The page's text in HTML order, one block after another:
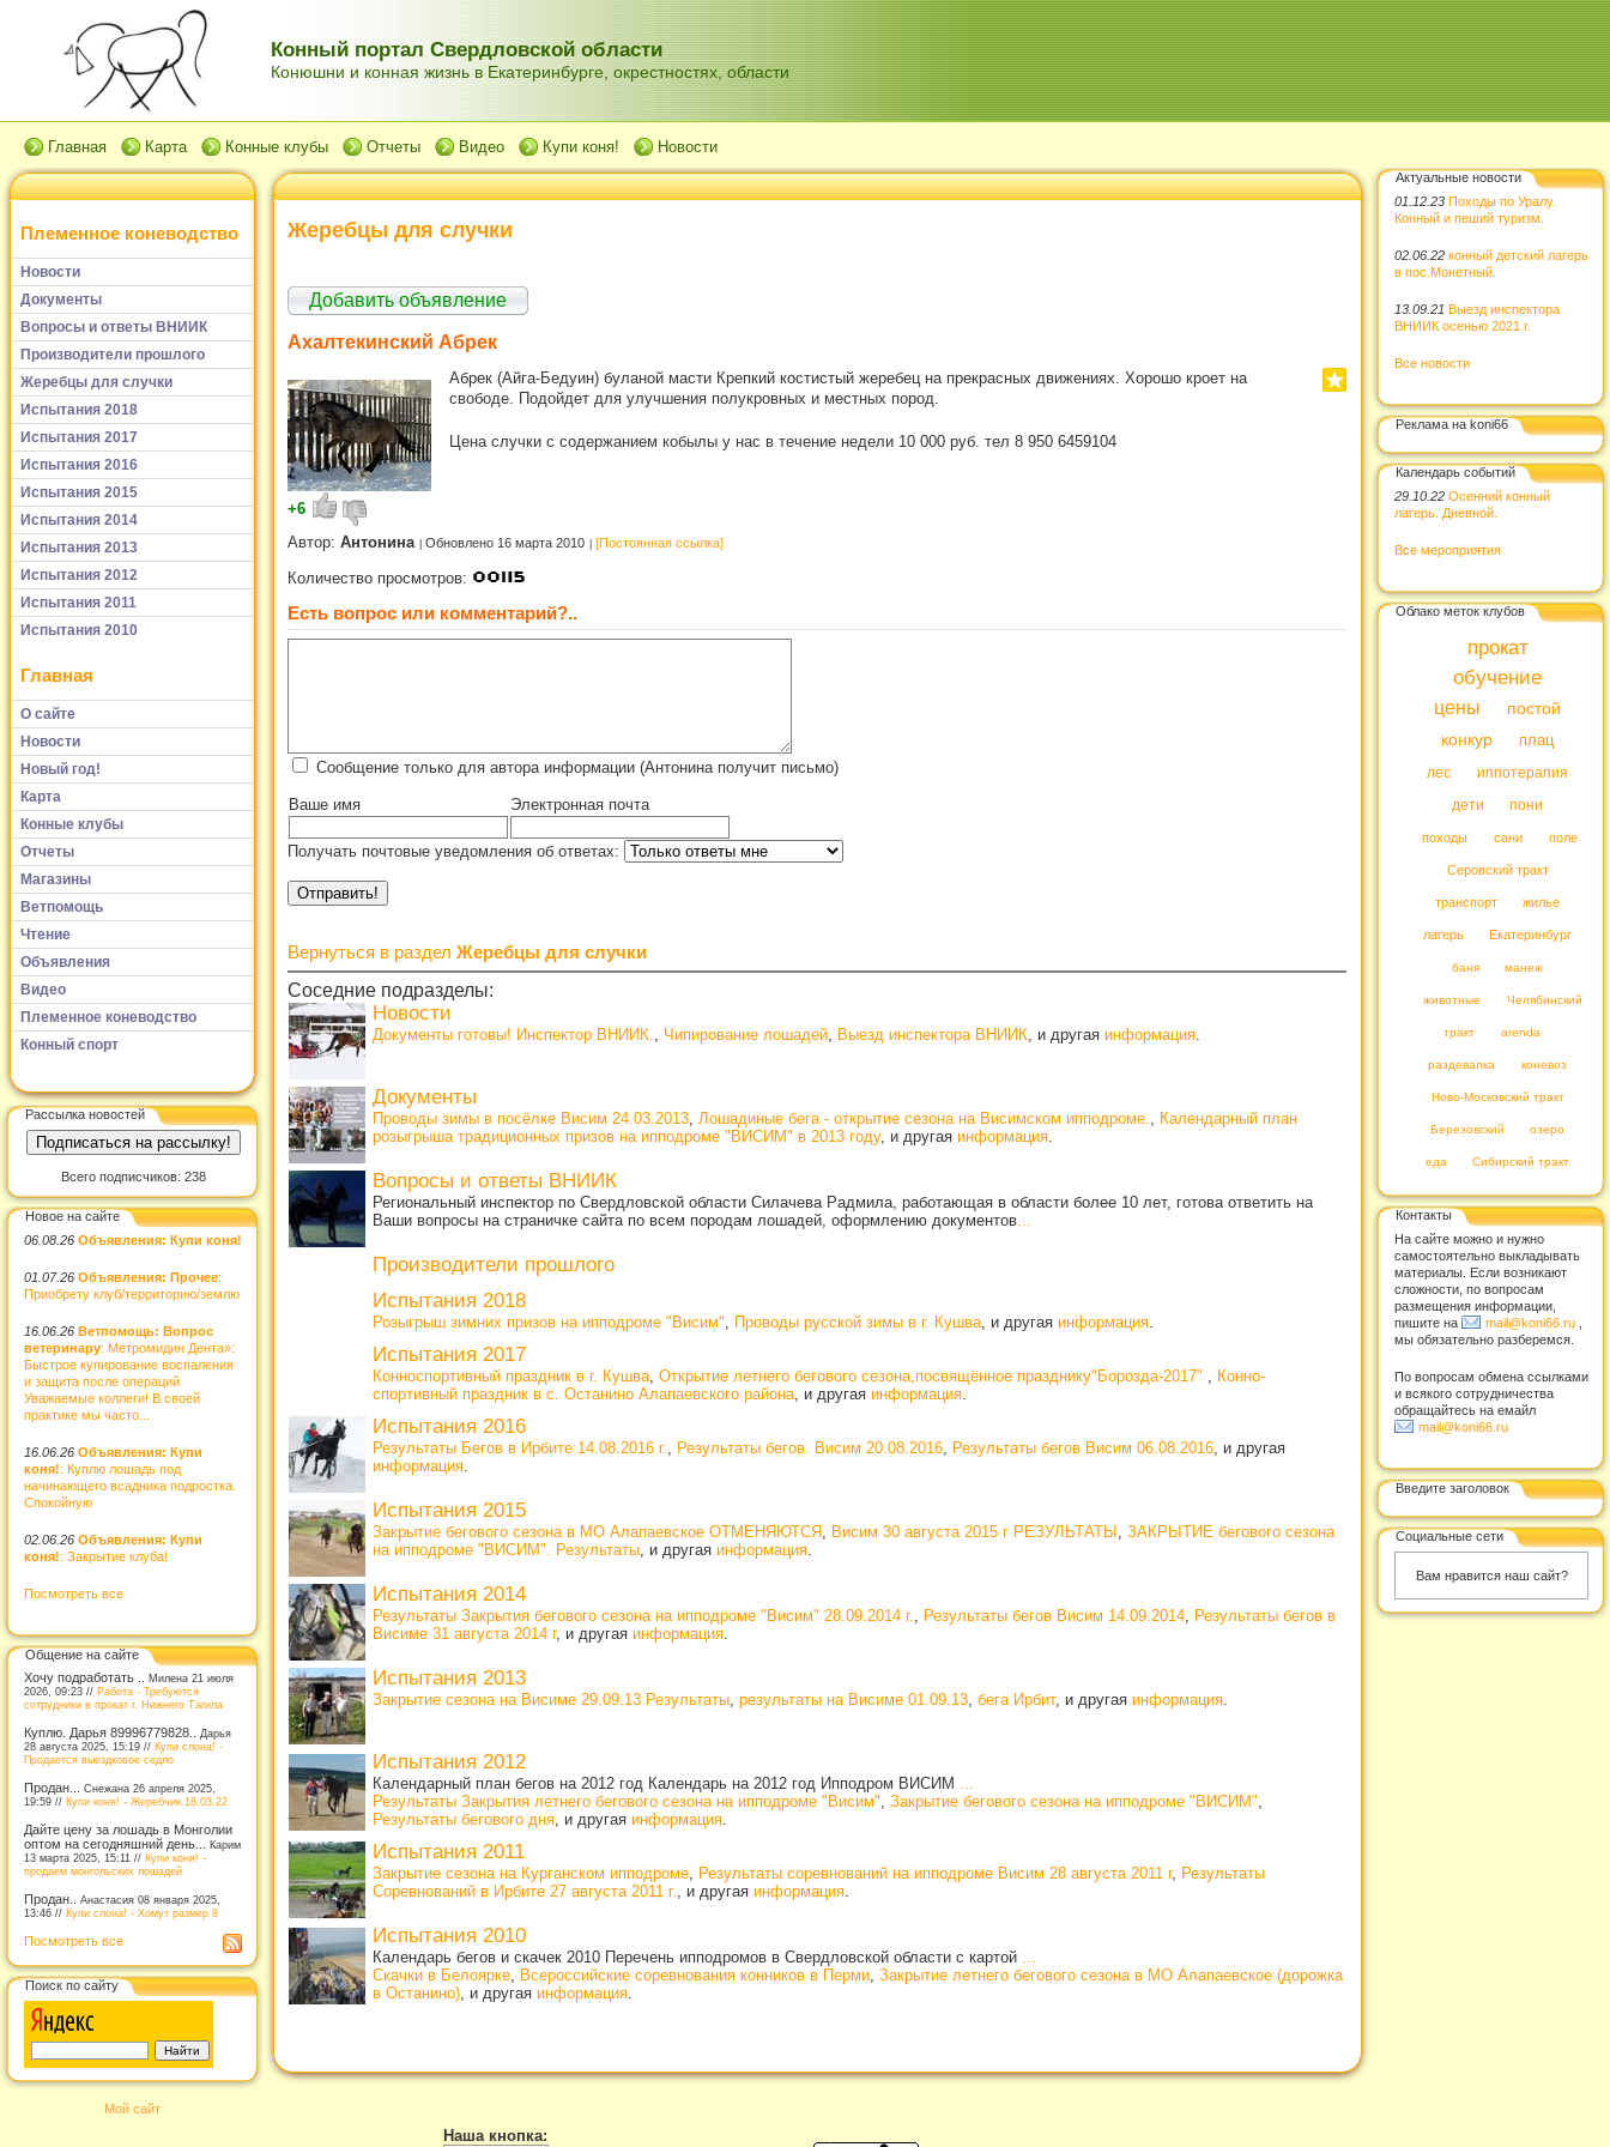
Конный портал Свердловской области
Конюшни и конная жизнь в Екатеринбурге, окрестностях, области
Главная Карта Конные клубы Отчеты Видео Купи коня! Новости
Племенное коневодство
Новости
Документы
Вопросы и ответы ВНИИК
Производители прошлого
Жеребцы для случки
Испытания 2018
Испытания 2017
Испытания 2016
Испытания 2015
Испытания 2014
Испытания 2013
Испытания 2012
Испытания 2011
Испытания 2010
Главная
О сайте
Новости
Новый год!
Карта
Конные клубы
Отчеты
Магазины
Ветпомощь
Чтение
Объявления
Видео
Племенное коневодство
Конный спорт
Рассылка новостей
Всего подписчиков: 238
Новое на сайте
06.08.26 Объявления: Купи коня!
01.07.26 Объявления: Прочее:
Приобрету клуб/территорию/землю
16.06.26 Ветпомощь: Вопрос
ветеринару: Метромидин Дента»:
Быстрое купирование воспаления
и защита после операций
Уважаемые коллеги! В своей
практике мы часто...
16.06.26 Объявления: Купи
коня!: Куплю лошадь под
начинающего всадника подростка.
Спокойную
02.06.26 Объявления: Купи
коня!: Закрытие клуба!
Посмотреть все
Общение на сайте
Хочу подработать .. Милена 21 июля
2026, 09:23 // Работа - Требуются
сотрудники в прокат г. Нижнего Тагила
Куплю. Дарья 89996779828..
Дарья
28 августа 2025, 15:19 // Купи слона! -
Продается выездковое седло
Продан... Снежана 26 апреля 2025,
19:59 // Купи коня! - Жеребчик.18.03.22
Дайте цену за лошадь в Монголии
оптом на сегодняшний день... Карим
13 марта 2025, 15:11 // Купи коня! -
продаем монгольских лошадей
Продан.. Анастасия 08 января 2025,
13:46 // Купи слона! - Хомут размер 8
Посмотреть все
Поиск по сайту
Мой сайт
Жеребцы для случки
Добавить объявление
Ахалтекинский Абрек
Абрек (Айга-Бедуин) буланой масти Крепкий костистый жеребец на прекрасных движениях. Хорошо кроет на
свободе. Подойдет для улучшения полукровных и местных пород.
Цена случки с содержанием кобылы у нас в течение недели 10 000 руб. тел 8 950 6459104
+6
Автор: Антонина Обновлено 16 марта 2010 [Постоянная ссылка]
Количество просмотров:
Есть вопрос или комментарий?..
Сообщение только для автора информации (Антонина получит письмо)
Ваше имя Электронная почта
Получать почтовые уведомления об ответах:
Вернуться в раздел Жеребцы для случки
Соседние подразделы:
Новости
Документы готовы! Инспектор ВНИИК., Чипирование лошадей, Выезд инспектора ВНИИК, и другая информация.
Документы
Проводы зимы в посёлке Висим 24.03.2013, Лошадиные бега - открытие сезона на Висимском ипподроме., Календарный план
розыгрыша традиционных призов на ипподроме "ВИСИМ" в 2013 году, и другая информация.
Вопросы и ответы ВНИИК
Региональный инспектор по Свердловской области Силачева Радмила, работающая в области более 10 лет, готова ответить на
Ваши вопросы на страничке сайта по всем породам лошадей, оформлению документов...
Производители прошлого
Испытания 2018
Розыгрыш зимних призов на ипподроме "Висим", Проводы русской зимы в г. Кушва, и другая информация.
Испытания 2017
Конноспортивный праздник в г. Кушва, Открытие летнего бегового сезона,посвящённое празднику"Борозда-2017" , Конно-
спортивный праздник в с. Останино Алапаевского района, и другая информация.
Испытания 2016
Результаты Бегов в Ирбите 14.08.2016 г., Результаты бегов. Висим 20.08.2016, Результаты бегов Висим 06.08.2016, и другая
информация.
Испытания 2015
Закрытие бегового сезона в МО Алапаевское ОТМЕНЯЮТСЯ, Висим 30 августа 2015 г РЕЗУЛЬТАТЫ , ЗАКРЫТИЕ бегового сезона
на ипподроме "ВИСИМ". Результаты, и другая информация.
Испытания 2014
Результаты Закрытия бегового сезона на ипподроме "Висим" 28.09.2014 г., Результаты бегов Висим 14.09.2014, Результаты бегов в
Висиме 31 августа 2014 г, и другая информация.
Испытания 2013
Закрытие сезона на Висиме 29.09.13 Результаты, результаты на Висиме 01.09.13, бега Ирбит, и другая информация.
Испытания 2012
Календарный план бегов на 2012 год Календарь на 2012 год Ипподром ВИСИМ ...
Результаты Закрытия летнего бегового сезона на ипподроме "Висим", Закрытие бегового сезона на ипподроме "ВИСИМ",
Результаты бегового дня, и другая информация.
Испытания 2011
Закрытие сезона на Курганском ипподроме, Результаты соревнований на ипподроме Висим 28 августа 2011 г, Результаты
Соревнований в Ирбите 27 августа 2011 г., и другая информация.
Испытания 2010
Календарь бегов и скачек 2010 Перечень ипподромов в Свердловской области с картой ...
Скачки в Белоярке, Всероссийские соревнования конников в Перми, Закрытие летнего бегового сезона в МО Алапаевское (дорожка
в Останино), и другая информация.
Актуальные новости
01.12.23 Походы по Уралу.
Конный и пеший туризм.
02.06.22 конный детский лагерь
в пос.Монетный.
13.09.21 Выезд инспектора
ВНИИК осенью 2021 г.
Все новости
Реклама на koni66
Календарь событий
29.10.22 Осенний конный
лагерь. Дневной.
Все мероприятия
Облако меток клубов
прокат
обучение
цены
постой
конкур
плац
лес
иппотерапия
дети
пони
походы сани поле
Серовский тракт
транспорт жилье
лагерь Екатеринбург
баня манеж
животные Челябинский
тракт arenda
раздевалка коневоз
Ново-Московский тракт
Березовский озеро
еда Сибирский тракт
Контакты
На сайте можно и нужно
самостоятельно выкладывать
материалы. Если возникают
сложности, по вопросам
размещения информации,
пишите на
mail@koni66.ru
мы обязательно разберемся.
По вопросам обмена ссылками
и всякого сотрудничества
обращайтесь на емайл
mail@koni66.ru
Введите заголовок
Социальные сети
Вам нравится наш сайт?
Наша кнопка: